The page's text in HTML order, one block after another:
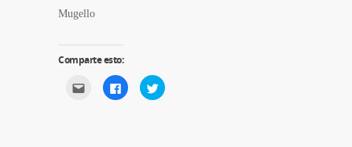
Mugello
Comparte esto:
Haz
clic
Haz
clic